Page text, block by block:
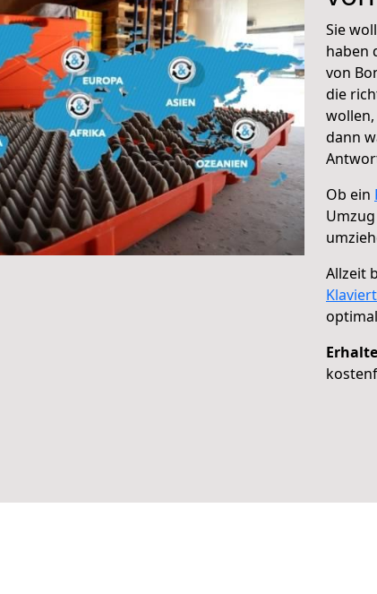
Sie
haben
von
die
wollen,
dann
Ob ein
Allzeit